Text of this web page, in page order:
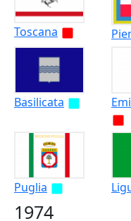
Toscana
Basilicata
Puglia
1974